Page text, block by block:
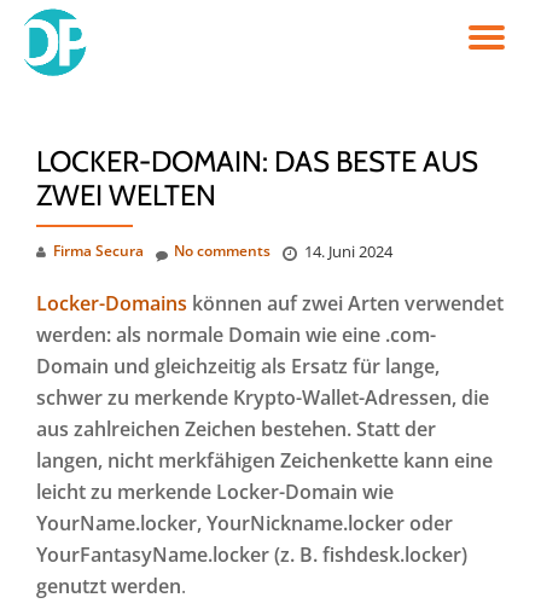
Skip
LOCKER-DOMAIN: DAS BESTE AUS
ZWEI WELTEN
Firma Secura 14. Juni 2024
No comments
Locker-Domains können auf zwei Arten verwendet
werden: als normale Domain wie eine .com-
Domain und gleichzeitig als Ersatz für lange,
schwer zu merkende Krypto-Wallet-Adressen, die
aus zahlreichen Zeichen bestehen. Statt der
langen, nicht merkfähigen Zeichenkette kann eine
leicht zu merkende Locker-Domain wie
YourName.locker, YourNickname.locker oder
YourFantasyName.locker (z. B. fishdesk.locker)
genutzt werden.